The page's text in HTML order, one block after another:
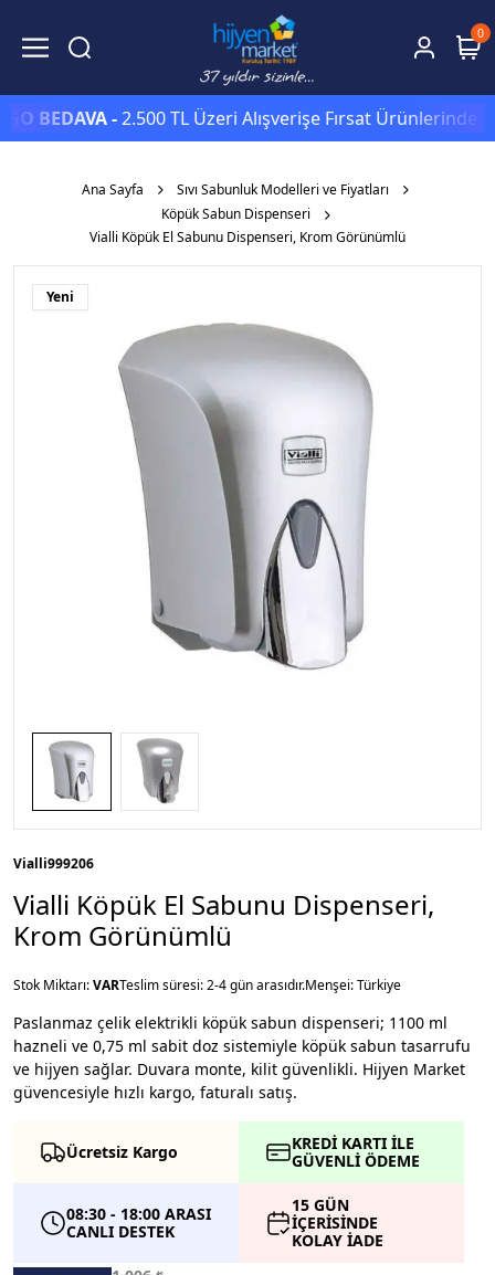
0
-2.500 TL Üzeri Alışverişe Fırsat Ürünlerinde
Ana Sayfa
Sıvı Sabunluk Modelleri ve Fiyatları
Köpük Sabun Dispenseri
Vialli Köpük El Sabunu Dispenseri, Krom Görünümlü
Yeni
Vialli999206
Vialli Köpük El Sabunu Dispenseri,
Krom Görünümlü
Stok Miktarı:VARTeslim süresi: 2-4 gün arasıdır.Menşei: Türkiye
Paslanmaz çelik elektrikli köpük sabun dispenseri; 1100 ml
hazneli ve 0,75 ml sabit doz sistemiyle köpük sabun tasarrufu
ve hijyen sağlar. Duvara monte, kilit güvenlikli. Hijyen Market
güvencesiyle hızlı kargo, faturalı satış.
Ücretsiz Kargo
KREDİ KARTI İLE
GÜVENLİ ÖDEME
08:30 - 18:00 ARASI
CANLI DESTEK
15 GÜN
İÇERİSİNDE
KOLAY İADE